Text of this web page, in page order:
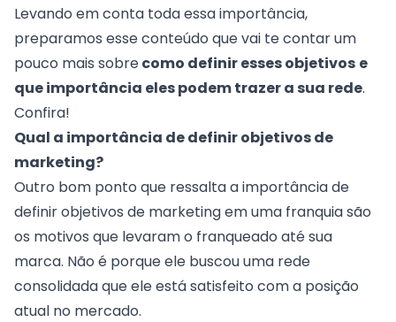
Levando em conta toda essa importância,
preparamos esse conteúdo que vai te contar um
pouco mais sobrecomo definir esses objetivos e
que importância eles podem trazer a sua rede.
Confira!
Qual a importância de definir objetivos de
marketing?
Outro bom ponto que ressalta a importância de
definir objetivos de marketing em uma franquia são
os motivos que levaram o franqueado até sua
marca. Não é porque ele buscou uma rede
consolidada que ele está satisfeito com a posição
atual no mercado.